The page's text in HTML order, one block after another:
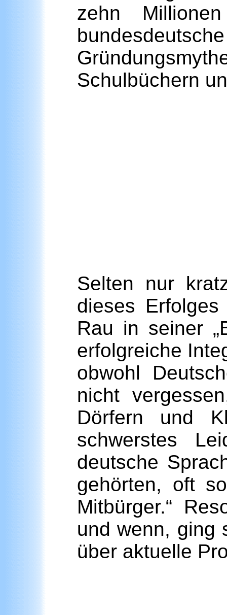
zehn
Schulbüchern
Selten nur
dieses
Rau in seiner
erfolgreiche
obwohl
nicht
Dörfern und
schwerstes
deutsche
gehörten, oft
Mitbürger.“
und wenn, ging
über aktuelle